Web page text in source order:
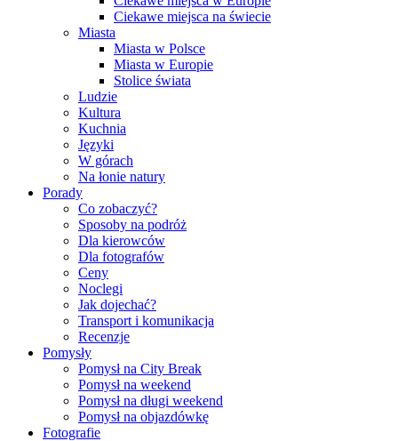
Ciekawe miejsca na świecie
Miasta
Miasta w Polsce
Miasta w Europie
Stolice świata
Ludzie
Kultura
Kuchnia
Języki
W górach
Na łonie natury
Porady
Co zobaczyć?
Sposoby na podróż
Dla kierowców
Dla fotografów
Ceny
Noclegi
Jak dojechać?
Transport i komunikacja
Recenzje
Pomysły
Pomysł na City Break
Pomysł na weekend
Pomysł na długi weekend
Pomysł na objazdówkę
Fotografie